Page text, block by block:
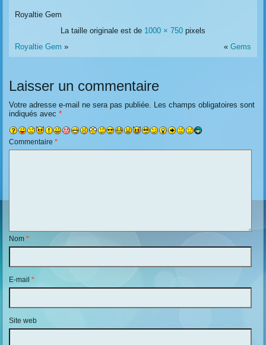
Royaltie Gem
La taille originale est de 1000 × 750 pixels
Royaltie Gem » « Gems
Laisser un commentaire
Votre adresse e-mail ne sera pas publiée. Les champs obligatoires sont
indiqués avec*
Commentaire*
Nom*
E-mail*
Site web